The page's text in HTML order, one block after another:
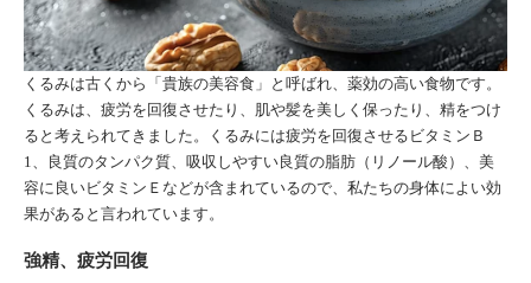
くるみは古くから「貴族の美容食」と呼ばれ、薬効の高い食物です。
くるみは、疲労を回復させたり、肌や髪を美しく保ったり、精をつけ
ると考えられてきました。くるみには疲労を回復させるビタミンＢ
1、良質のタンパク質、吸収しやすい良質の脂肪（リノール酸）、美
容に良いビタミンＥなどが含まれているので、私たちの身体によい効
果があると言われています。
強精、疲労回復